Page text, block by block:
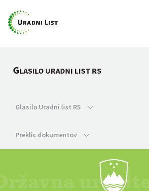
GLASILO URADNI LIST RS
Glasilo Uradni list RS
Preklic dokumentov